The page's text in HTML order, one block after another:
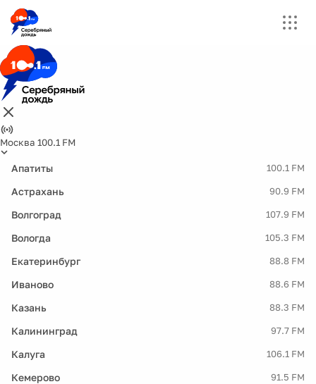
Москва 100.1 FM
Апатиты 100.1 FM
Астрахань 90.9 FM
Волгоград 107.9 FM
Вологда 105.3 FM
Екатеринбург 88.8 FM
Иваново 88.6 FM
Казань 88.3 FM
Калининград 97.7 FM
Калуга 106.1 FM
Кемерово 91.5 FM